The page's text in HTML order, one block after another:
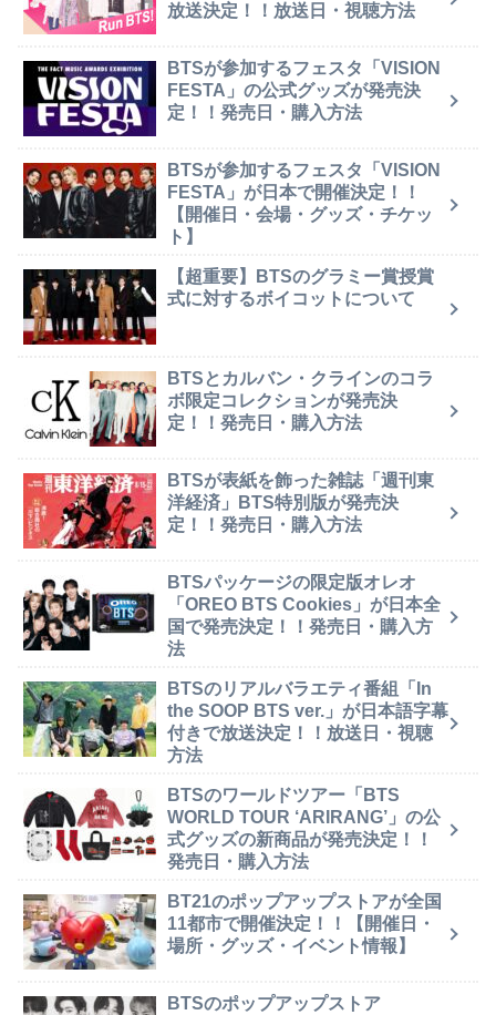
放送決定！！放送日・視聴方法
BTSが参加するフェスタ「VISION
FESTA」の公式グッズが発売決
定！！発売日・購入方法
BTSが参加するフェスタ「VISION
FESTA」が日本で開催決定！！
【開催日・会場・グッズ・チケッ
ト】
【超重要】BTSのグラミー賞授賞
式に対するボイコットについて
BTSとカルバン・クラインのコラ
ボ限定コレクションが発売決
定！！発売日・購入方法
BTSが表紙を飾った雑誌「週刊東
洋経済」BTS特別版が発売決
定！！発売日・購入方法
BTSパッケージの限定版オレオ
「OREO BTS Cookies」が日本全
国で発売決定！！発売日・購入方
法
BTSのリアルバラエティ番組「In
the SOOP BTS ver.」が日本語字幕
付きで放送決定！！放送日・視聴
方法
BTSのワールドツアー「BTS
WORLD TOUR ‘ARIRANG’」の公
式グッズの新商品が発売決定！！
発売日・購入方法
BT21のポップアップストアが全国
11都市で開催決定！！【開催日・
場所・グッズ・イベント情報】
BTSのポップアップストア